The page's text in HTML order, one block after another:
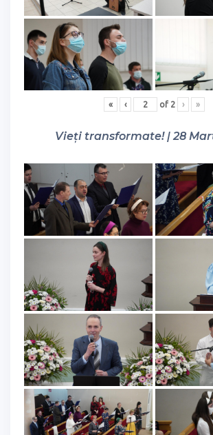
« ‹ of 2 › »
Vieți transformate! | 28